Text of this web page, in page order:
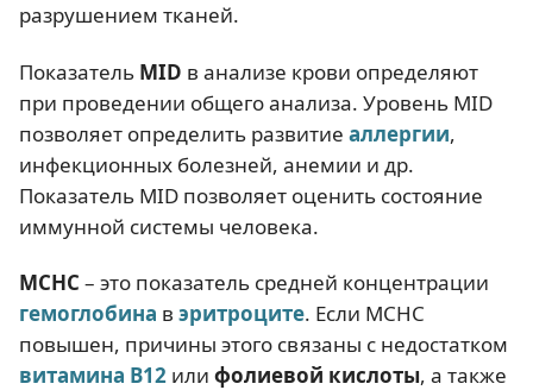
разрушением тканей.
Показатель MID в анализе крови определяют
при проведении общего анализа. Уровень MID
позволяет определить развитие аллергии,
инфекционных болезней, анемии и др.
Показатель MID позволяет оценить состояние
иммунной системы человека.
МСНС – это показатель средней концентрации
гемоглобина в эритроците. Если МСНС
повышен, причины этого связаны с недостатком
витамина В12 или фолиевой кислоты, а также